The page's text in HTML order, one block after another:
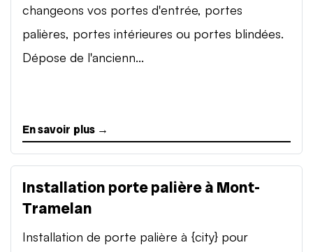
changeons vos portes d'entrée, portes
palières, portes intérieures ou portes blindées.
Dépose de l'ancienn...
En savoir plus →
Installation porte palière à Mont-
Tramelan
Installation de porte palière à {city} pour